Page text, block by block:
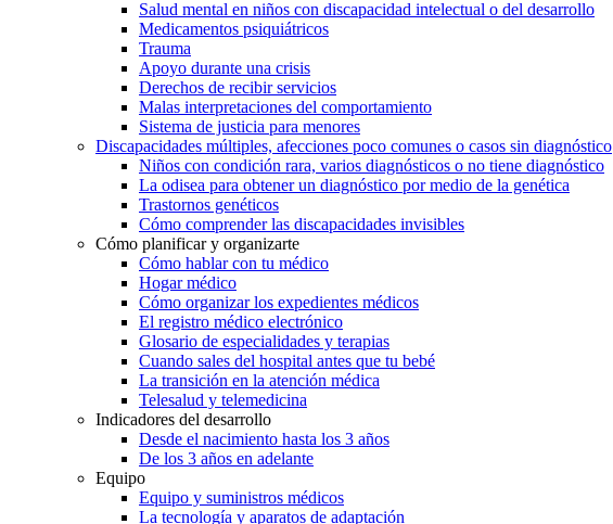
Salud mental en niños con discapacidad intelectual o del desarrollo
Medicamentos psiquiátricos
Trauma
Apoyo durante una crisis
Derechos de recibir servicios
Malas interpretaciones del comportamiento
Sistema de justicia para menores
Discapacidades múltiples, afecciones poco comunes o casos sin diagnóstico
Niños con condición rara, varios diagnósticos o no tiene diagnóstico
La odisea para obtener un diagnóstico por medio de la genética
Trastornos genéticos
Cómo comprender las discapacidades invisibles
Cómo planificar y organizarte
Cómo hablar con tu médico
Hogar médico
Cómo organizar los expedientes médicos
El registro médico electrónico
Glosario de especialidades y terapias
Cuando sales del hospital antes que tu bebé
La transición en la atención médica
Telesalud y telemedicina
Indicadores del desarrollo
Desde el nacimiento hasta los 3 años
De los 3 años en adelante
Equipo
Equipo y suministros médicos
La tecnología y aparatos de adaptación